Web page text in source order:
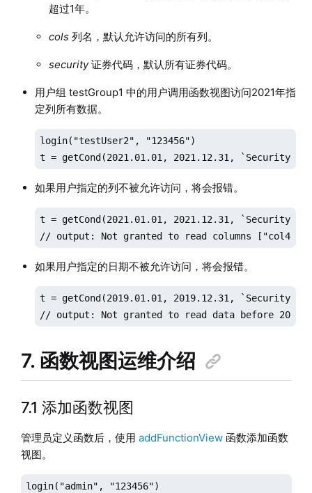
超过1年。
cols列名，默认允许访问的所有列。
security证券代码，默认所有证券代码。
用户组 testGroup1 中的用户调用函数视图访问2021年指
定列所有数据。
login("testUser2", "123456")
t = getCond(2021.01.01, 2021.12.31,
如果用户指定的列不被允许访问，将会报错。
t = getCond(2021.01.01, 2021.12.31,
// output: Not granted to read columns
如果用户指定的日期不被允许访问，将会报错。
t = getCond(2019.01.01, 2019.12.31,
// output: Not granted to read data before 2020
7. 函数视图运维介绍
7.1 添加函数视图
管理员定义函数后，使用 addFunctionView函数添加函数
视图。
login("admin", "123456")